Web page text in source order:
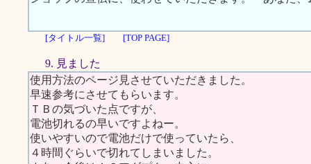
[タイトル一覧] [TOP PAGE]
9. 見ました
使用方法のページ見させていただきました。
早速参考にさせてもらいます。
ＴＢの気づいた点ですが、
電池切れるの早いですよねー。
使いやすいので電池だけで使っていたら、
４時間ぐらいで切れてしまいました。